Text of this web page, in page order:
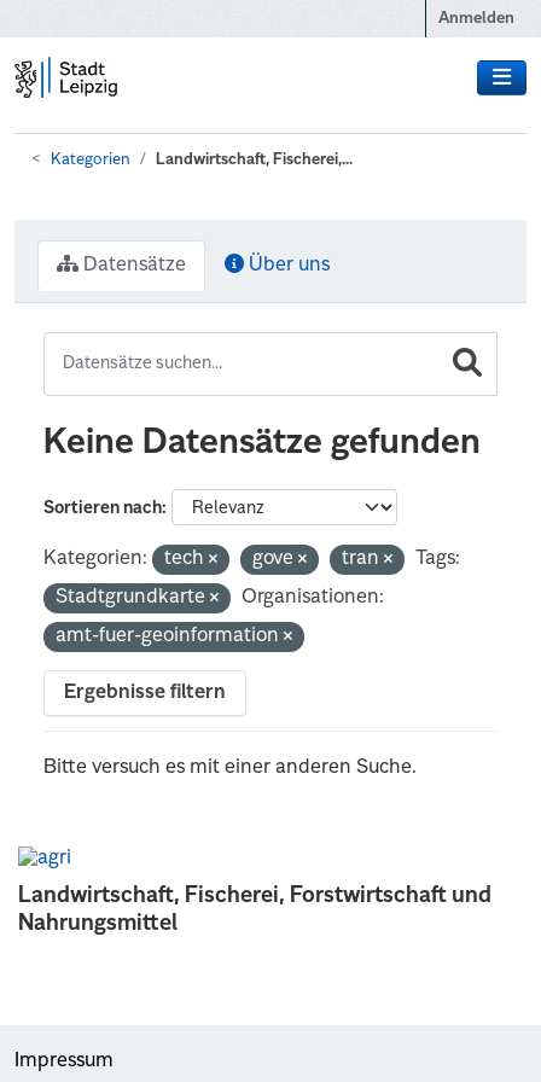
Anmelden
Kategorien Landwirtschaft, Fischerei,...
Landwirtschaft, Fischerei, Forstwirtschaft und
Nahrungsmittel
Datensätze Über uns
Keine Datensätze gefunden
Sortieren nach
Kategorien: tech gove tran
Tags:
Stadtgrundkarte
Organisationen:
amt-fuer-geoinformation
Ergebnisse filtern
Bitte versuch es mit einer anderen Suche.
Impressum